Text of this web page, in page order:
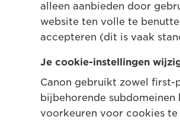
alleen aanbieden door
website ten volle te
accepteren (dit is vaak
Je cookie-instellingen
Canon gebruikt zowel first-
bijbehorende
voorkeuren voor cookies te